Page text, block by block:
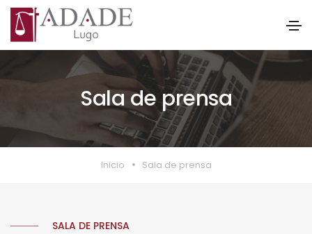
Sala de prensa
Inicio Sala de prensa
SALA DE PRENSA